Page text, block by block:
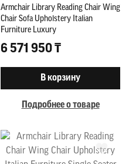
Armchair Library Reading Chair Wing
Chair Sofa Upholstery Italian
Furniture Luxury
6 571 950 ₸
В корзину
Подробнее о товаре